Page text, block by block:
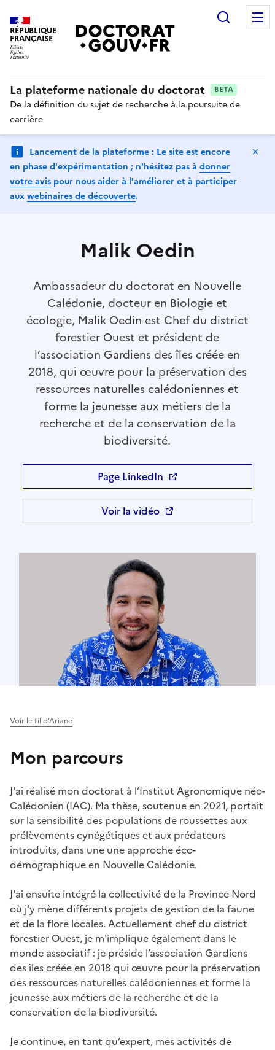
RÉPUBLIQUE
FRANÇAISE
La plateforme nationale du doctorat BETA
De la définition du sujet de recherche à la poursuite de
carrière
Lancement de la plateforme : Le site est encore
en phase d'expérimentation ; n'hésitez pas à donner
votre avis pour nous aider à l'améliorer et à participer
auxwebinaires de découverte.
Malik Oedin
Ambassadeur du doctorat en Nouvelle
Calédonie, docteur en Biologie et
écologie, Malik Oedin est Chef du district
forestier Ouest et président de
l’association Gardiens des îles créée en
2018, qui œuvre pour la préservation des
ressources naturelles calédoniennes et
forme la jeunesse aux métiers de la
recherche et de la conservation de la
biodiversité.
Page LinkedInOuvre une nouvelle fenêtre
Voir la vidéoOuvre une nouvelle fenêtre
Voir le fil d’Ariane
Mon parcours
J'ai réalisé mon doctorat à l’Institut Agronomique néo-
Calédonien (IAC). Ma thèse, soutenue en 2021, portait
sur la sensibilité des populations de roussettes aux
prélèvements cynégétiques et aux prédateurs
introduits, dans une une approche éco-
démographique en Nouvelle Calédonie.
J'ai ensuite intégré la collectivité de la Province Nord
où j'y mène différents projets de gestion de la faune
et de la flore locales. Actuellement chef du district
forestier Ouest, je m'implique également dans le
monde associatif : je préside l’association Gardiens
des îles créée en 2018 qui œuvre pour la préservation
des ressources naturelles calédoniennes et forme la
jeunesse aux métiers de la recherche et de la
conservation de la biodiversité.
Je continue, en tant qu’expert, mes activités de